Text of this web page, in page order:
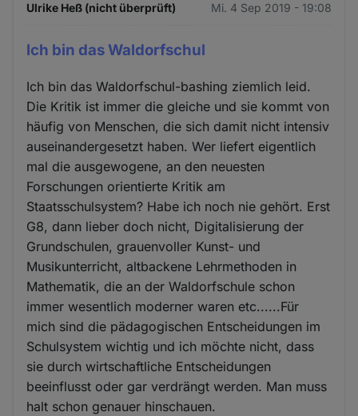
Ulrike Heß (nicht überprüft) Mi. 4 Sep 2019 - 19:08
Ich bin das Waldorfschul
Ich bin das Waldorfschul-bashing ziemlich leid.
Die Kritik ist immer die gleiche und sie kommt von
häufig von Menschen, die sich damit nicht intensiv
auseinandergesetzt haben. Wer liefert eigentlich
mal die ausgewogene, an den neuesten
Forschungen orientierte Kritik am
Staatsschulsystem? Habe ich noch nie gehört. Erst
G8, dann lieber doch nicht, Digitalisierung der
Grundschulen, grauenvoller Kunst- und
Musikunterricht, altbackene Lehrmethoden in
Mathematik, die an der Waldorfschule schon
immer wesentlich moderner waren etc......Für
mich sind die pädagogischen Entscheidungen im
Schulsystem wichtig und ich möchte nicht, dass
sie durch wirtschaftliche Entscheidungen
beeinflusst oder gar verdrängt werden. Man muss
halt schon genauer hinschauen.